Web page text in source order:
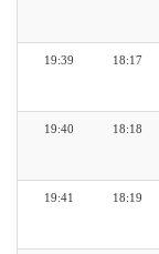
18:17
19:39
18:18
19:40
18:19
19:41